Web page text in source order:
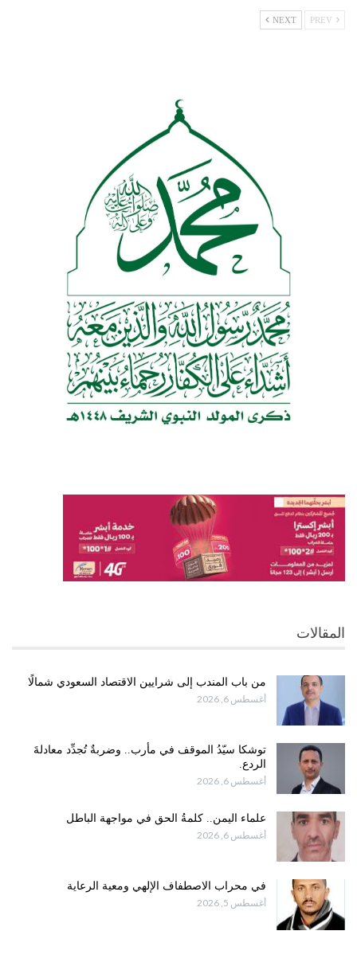
NEXT
المقالات
من باب المندب إلى شرايين الاقتصاد السعودي شمالًا
أغسطس 6, 2026
توشكا سيّدُ الموقف في مأرب.. وضربةٌ تُجدِّد معادلةَ
الردع.
أغسطس 6, 2026
علماء اليمن.. كلمةُ الحق في مواجهة الباطل
أغسطس 6, 2026
في محراب الاصطفاف الإلهي ومعية الرعاية
أغسطس 5, 2026